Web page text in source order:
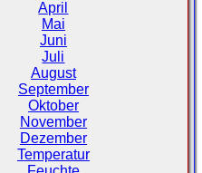
April
Mai
Juni
Juli
August
September
Oktober
November
Dezember
Temperatur